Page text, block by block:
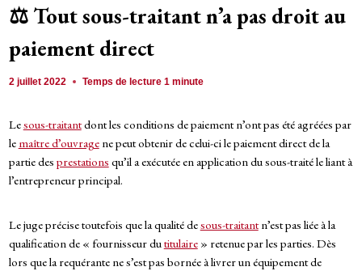
⚖️ Tout sous-traitant n’a pas droit au
paiement direct
2 juillet 2022 Temps de lecture1 minute
Lesous-traitantdont les conditions de paiement n’ont pas été agréées par
le maître d’ouvragene peut obtenir de celui-ci le paiement direct de la
partie des prestations qu’il a exécutée en application du sous-traité le liant à
l’entrepreneur principal.
Le juge précise toutefois que la qualité desous-traitantn’est pas liée à la
qualification de « fournisseur dutitulaire» retenue par les parties. Dès
lors que la requérante ne s’est pas bornée à livrer un équipement de